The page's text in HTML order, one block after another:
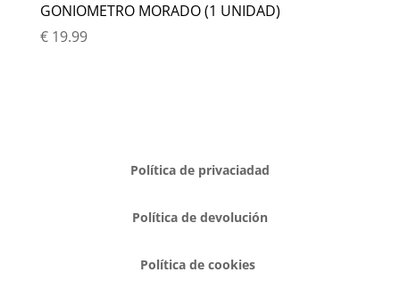
GONIOMETRO MORADO (1 UNIDAD)
€19.99
Política de privaciadad
Política de devolución
Política de cookies